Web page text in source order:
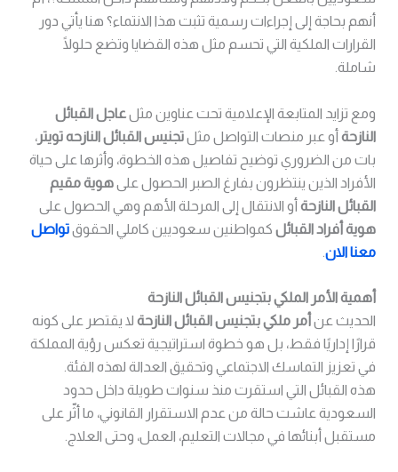
أنهم بحاجة إلى إجراءات رسمية تثبت هذا الانتماء؟ هنا يأتي دور
القرارات الملكية التي تحسم مثل هذه القضايا وتضع حلولًا
شاملة.
ومع تزايد المتابعة الإعلامية تحت عناوين مثلعاجل القبائل
النازحةأو عبر منصات التواصل مثلتجنيس القبائل النازحه تويتر،
بات من الضروري توضيح تفاصيل هذه الخطوة، وأثرها على حياة
الأفراد الذين ينتظرون بفارغ الصبر الحصول علىهوية مقيم
القبائل النازحةأو الانتقال إلى المرحلة الأهم وهي الحصول على
هوية أفراد القبائلكمواطنين سعوديين كاملي الحقوقتواصل
معنا الان.
أهمية الأمر الملكي بتجنيس القبائل النازحة
الحديث عن أمر ملكي بتجنيس القبائل النازحةلا يقتصر على كونه
قرارًا إداريًا فقط، بل هو خطوة استراتيجية تعكس رؤية المملكة
في تعزيز التماسك الاجتماعي وتحقيق العدالة لهذه الفئة.
هذه القبائل التي استقرت منذ سنوات طويلة داخل حدود
السعودية عاشت حالة من عدم الاستقرار القانوني، ما أثّر على
مستقبل أبنائها في مجالات التعليم، العمل، وحتى العلاج.